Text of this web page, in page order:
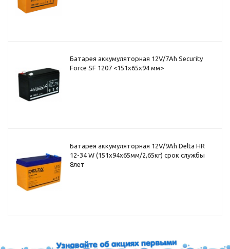
Батарея аккумуляторная 12V/7Ah Security
Force SF 1207 <151x65x94 мм>
Батарея аккумуляторная 12V/9Ah Delta HR
12-34 W (151x94x65мм/2,65кг) срок службы
8лет